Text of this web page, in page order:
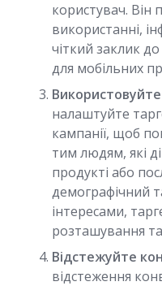
користувач. Він
використанні,
чіткий заклик до
для мобільних
налаштуйте
кампанії, щоб
тим людям, які
продукті або
демографічний
інтересами,
розташування та
Відстежуйте
відстеження